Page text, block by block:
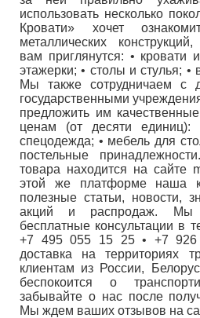
использовать несколько
Кровати» хочет
металлических
вам приглянутся: •
этажерки; • столы и стулья; •
Мы также сотрудничаем с
государственными
предложить им
ценам (от десяти
спецодежда; • мебель для
постельные
товара находится на сайте
этой же платформе наша
полезные статьи, новости,
акций и распродаж. Мы
бесплатные консультации в
+7 495 055 15 25 • +7
доставка на территориях
клиентам из России,
беспокоится о
забывайте о нас после
Мы ждем ваших отзывов на